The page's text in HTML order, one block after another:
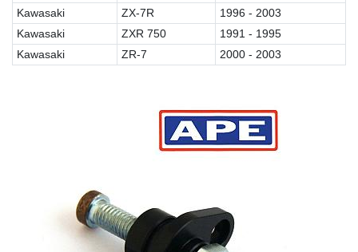
Kawasaki
ZX-7R
1996 - 2003
Kawasaki
ZXR 750
1991 - 1995
Kawasaki
ZR-7 2000 - 2003